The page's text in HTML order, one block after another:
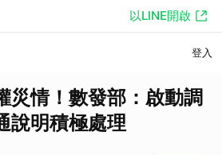
以LINE開啟
登入
情！數發部：啟動調
說明積極處理